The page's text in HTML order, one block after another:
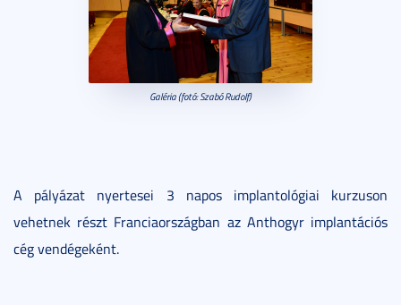
Galéria (fotó: Szabó Rudolf)
A pályázat nyertesei 3 napos implantológiai kurzuson
vehetnek részt Franciaországban az Anthogyr implantációs
cég vendégeként.